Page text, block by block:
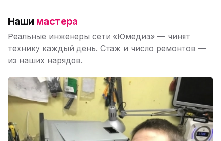
Наши мастера
Реальные инженеры сети «Юмедиа» — чинят
технику каждый день. Стаж и число ремонтов —
из наших нарядов.